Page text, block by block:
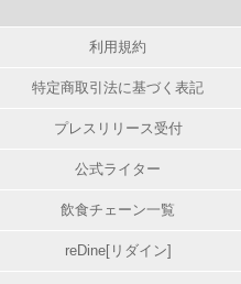
利用規約
特定商取引法に基づく表記
プレスリリース受付
公式ライター
飲食チェーン一覧
reDine[リダイン]